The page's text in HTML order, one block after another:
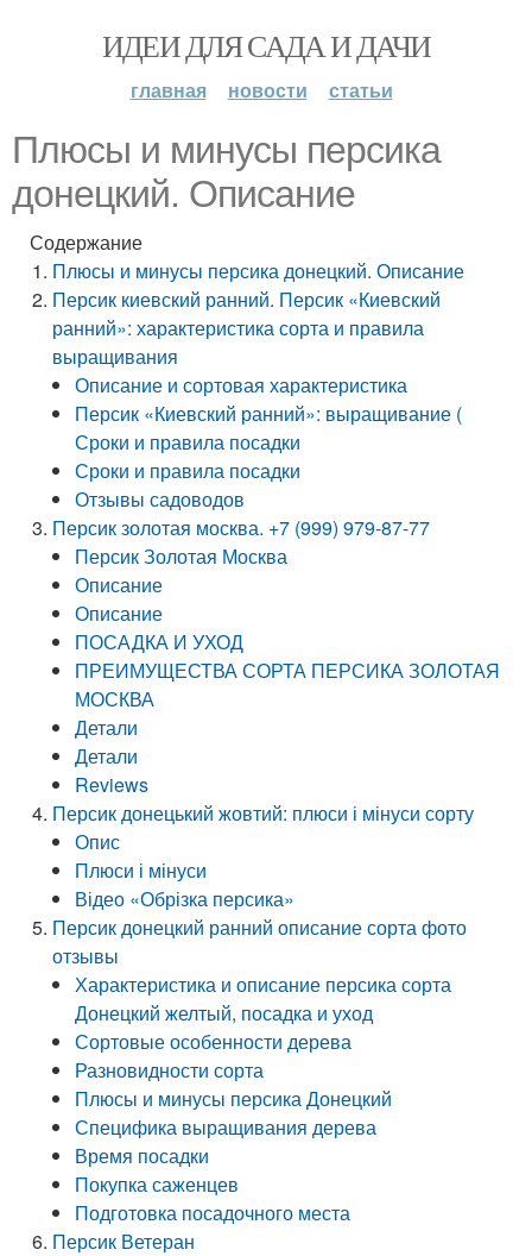
ИДЕИ ДЛЯ САДА И ДАЧИ
главная новости статьи
Плюсы и минусы персика
донецкий. Описание
Содержание
Плюсы и минусы персика донецкий. Описание
Персик киевский ранний. Персик «Киевский
ранний»: характеристика сорта и правила
выращивания
Описание и сортовая характеристика
Персик «Киевский ранний»: выращивание (
Сроки и правила посадки
Сроки и правила посадки
Отзывы садоводов
Персик золотая москва. +7 (999) 979-87-77
Персик Золотая Москва
Описание
Описание
ПОСАДКА И УХОД
ПРЕИМУЩЕСТВА СОРТА ПЕРСИКА ЗОЛОТАЯ
МОСКВА
Детали
Детали
Reviews
Персик донецький жовтий: плюси і мінуси сорту
Опис
Плюси і мінуси
Відео «Обрізка персика»
Персик донецкий ранний описание сорта фото
отзывы
Характеристика и описание персика сорта
Донецкий желтый, посадка и уход
Сортовые особенности дерева
Разновидности сорта
Плюсы и минусы персика Донецкий
Специфика выращивания дерева
Время посадки
Покупка саженцев
Подготовка посадочного места
Персик Ветеран